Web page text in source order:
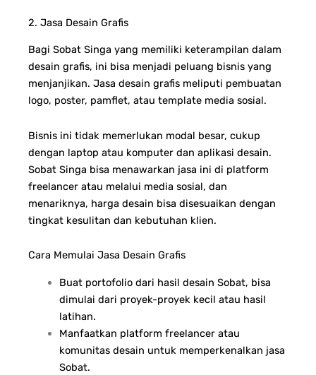
2. Jasa Desain Grafis
Bagi Sobat Singa yang memiliki keterampilan dalam
desain grafis, ini bisa menjadi peluang bisnis yang
menjanjikan. Jasa desain grafis meliputi pembuatan
logo, poster, pamflet, atau template media sosial.
Bisnis ini tidak memerlukan modal besar, cukup
dengan laptop atau komputer dan aplikasi desain.
Sobat Singa bisa menawarkan jasa ini di platform
freelancer atau melalui media sosial, dan
menariknya, harga desain bisa disesuaikan dengan
tingkat kesulitan dan kebutuhan klien.
Cara Memulai Jasa Desain Grafis
Buat portofolio dari hasil desain Sobat, bisa
dimulai dari proyek-proyek kecil atau hasil
latihan.
Manfaatkan platform freelancer atau
komunitas desain untuk memperkenalkan jasa
Sobat.